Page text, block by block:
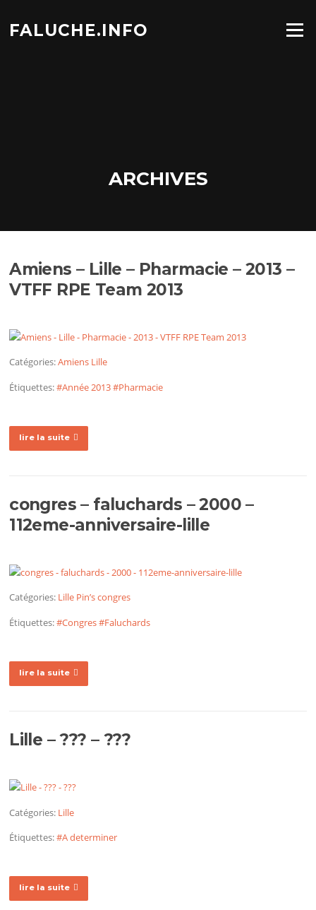
contenu
FALUCHE.INFO Menu
ARCHIVES
Amiens – Lille – Pharmacie – 2013 –
VTFF RPE Team 2013
Catégories:Amiens Lille
Étiquettes:#Année 2013#Pharmacie
lire la suite
congres – faluchards – 2000 –
112eme-anniversaire-lille
Catégories: Lille Pin’s congres
Étiquettes:#Congres#Faluchards
lire la suite
Lille – ??? – ???
Catégories: Lille
Étiquettes:#A determiner
lire la suite